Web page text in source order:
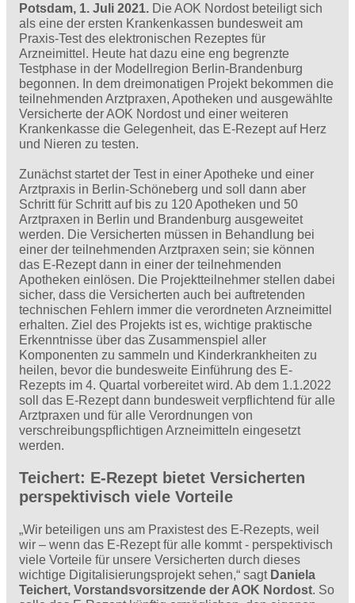
Potsdam, 1. Juli 2021. Die AOK Nordost beteiligt sich
als eine der ersten Krankenkassen bundesweit am
Praxis-Test des elektronischen Rezeptes für
Arzneimittel. Heute hat dazu eine eng begrenzte
Testphase in der Modellregion Berlin-Brandenburg
begonnen. In dem dreimonatigen Projekt bekommen die
teilnehmenden Arztpraxen, Apotheken und ausgewählte
Versicherte der AOK Nordost und einer weiteren
Krankenkasse die Gelegenheit, das E-Rezept auf Herz
und Nieren zu testen.
Zunächst startet der Test in einer Apotheke und einer
Arztpraxis in Berlin-Schöneberg und soll dann aber
Schritt für Schritt auf bis zu 120 Apotheken und 50
Arztpraxen in Berlin und Brandenburg ausgeweitet
werden. Die Versicherten müssen in Behandlung bei
einer der teilnehmenden Arztpraxen sein; sie können
das E-Rezept dann in einer der teilnehmenden
Apotheken einlösen. Die Projektteilnehmer stellen dabei
sicher, dass die Versicherten auch bei auftretenden
technischen Fehlern immer die verordneten Arzneimittel
erhalten. Ziel des Projekts ist es, wichtige praktische
Erkenntnisse über das Zusammenspiel aller
Komponenten zu sammeln und Kinderkrankheiten zu
heilen, bevor die bundesweite Einführung des E-
Rezepts im 4. Quartal vorbereitet wird. Ab dem 1.1.2022
soll das E-Rezept dann bundesweit verpflichtend für alle
Arztpraxen und für alle Verordnungen von
verschreibungspflichtigen Arzneimitteln eingesetzt
werden.
Teichert: E-Rezept bietet Versicherten
perspektivisch viele Vorteile
„Wir beteiligen uns am Praxistest des E-Rezepts, weil
wir – wenn das E-Rezept für alle kommt - perspektivisch
viele Vorteile für unsere Versicherten durch dieses
wichtige Digitalisierungsprojekt sehen,“ sagt Daniela
Teichert, Vorstandsvorsitzende der AOK Nordost. So